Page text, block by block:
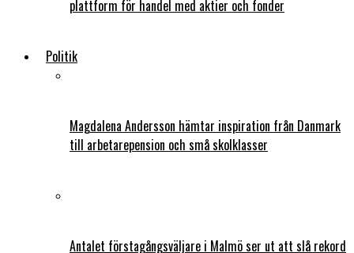
plattform för handel med aktier och fonder
Politik
Magdalena Andersson hämtar inspiration från Danmark
till arbetarepension och små skolklasser
Antalet förstagångsväljare i Malmö ser ut att slå rekord